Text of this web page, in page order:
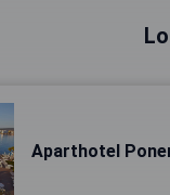
Aparthotel